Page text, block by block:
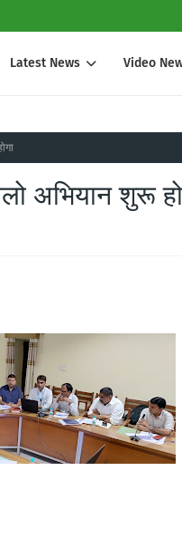
Latest News Video
अभियान शुरू